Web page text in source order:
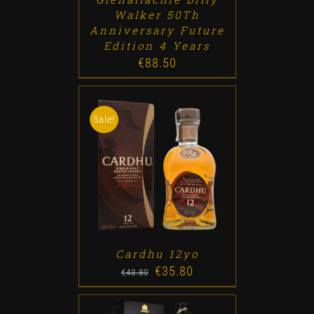
Walker 50Th
Anniversary Future
Edition 4 Years
€88.50
Sale!
ADD TO CART / DETALLES
Cardhu 12yo
€43.80
Original
price
€35.80
price